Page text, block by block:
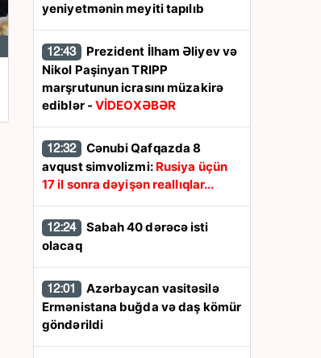
yeniyetmənin meyiti tapılıb
12:43
Nikol Paşinyan TRIPP
marşrutunun icrasını müzakirə
ediblər - VİDEOXƏBƏR
12:32
avqust simvolizmi: Rusiya üçün
17 il sonra dəyişən reallıqlar...
12:24
olacaq
12:01
Ermənistana buğda və daş kömür
göndərildi